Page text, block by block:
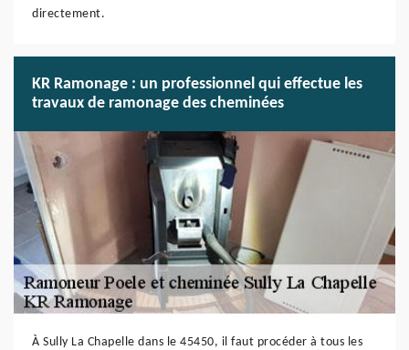
directement.
KR Ramonage : un professionnel qui effectue les
travaux de ramonage des cheminées
À Sully La Chapelle dans le 45450, il faut procéder à tous les